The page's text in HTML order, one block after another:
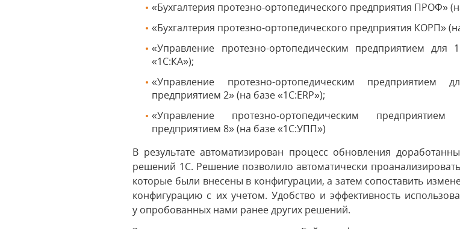
«Бухгалтерия протезно-ортопедического предприятия ПРОФ»
«Бухгалтерия протезно-ортопедического предприятия КОРП»
«Управление протезно-ортопедическим предприятием для
«1С:КА»);
«Управление протезно-ортопедическим
предприятием 2» (на базе «1С:ERP»);
«Управление протезно-ортопедическим
предприятием 8» (на базе «1С:УПП»)
В результате автоматизирован процесс обновления
решений 1С. Решение позволило автоматически
которые были внесены в конфигурации, а затем сопоставить
конфигурацию с их учетом. Удобство и эффективность
у опробованных нами ранее других решений.